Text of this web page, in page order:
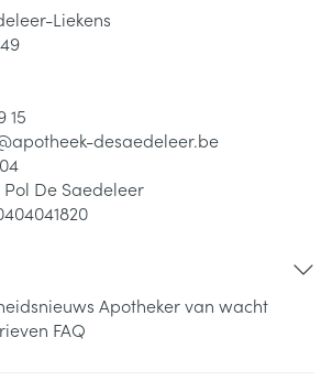
Liekens
15
apotheek-desaedeleer.be
Pol De Saedeleer
Apotheker van wacht
FAQ